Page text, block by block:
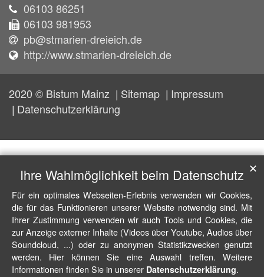
06103 86251
06103 981953
pb@stmarien-dreieich.de
http://www.stmarien-dreieich.de
2020 © Bistum Mainz Sitemap
Impressum
Datenschutzerklärung
Ihre Wahlmöglichkeit beim Datenschutz
Für ein optimales Webseiten-Erlebnis verwenden wir Cookies,
die für das Funktionieren unserer Website notwendig sind. Mit
Ihrer Zustimmung verwenden wir auch Tools und Cookies, die
zur Anzeige externer Inhalte (Videos über Youtube, Audios über
Soundcloud, ...) oder zu anonymen Statistikzwecken genutzt
werden. Hier können Sie eine Auswahl treffen. Weitere
Informationen finden Sie in unserer Datenschutzerklärung.
✕